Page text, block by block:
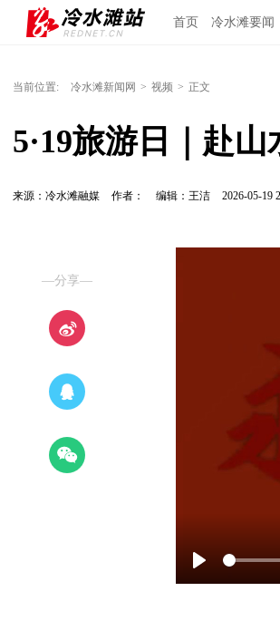
首页 冷水滩要闻
当前位置: 冷水滩新闻网 > 视频 > 正文
5·19旅游日｜赴
来源：冷水滩融媒 作者： 编辑：王洁 2026-05-19
—分享—
Play